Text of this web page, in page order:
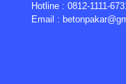
Hotline : 0812-1111-
Email :